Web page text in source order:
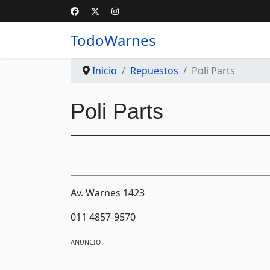
TodoWarnes
Inicio Repuestos Poli Parts
Poli Parts
Av. Warnes 1423
011 4857-9570
ANUNCIO